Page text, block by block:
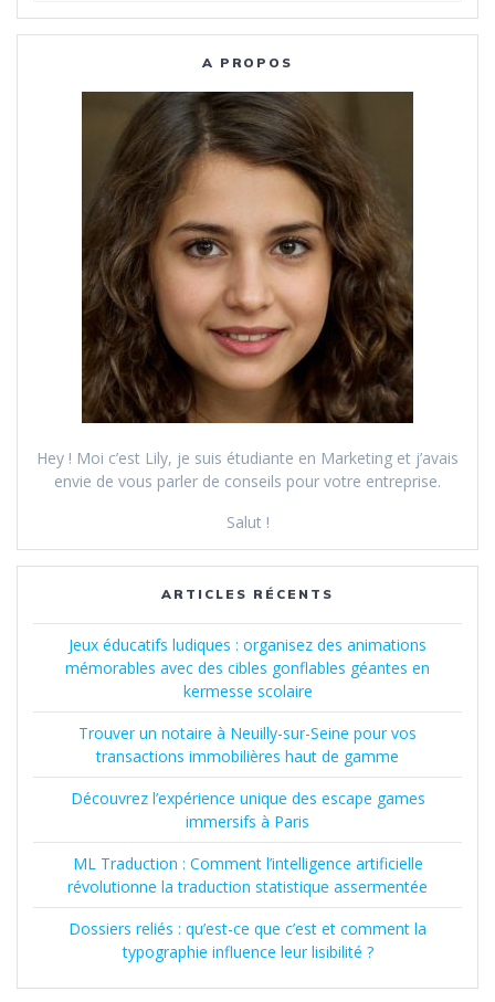
:
A PROPOS
Hey ! Moi c’est Lily, je suis étudiante en Marketing et j’avais
envie de vous parler de conseils pour votre entreprise.
Salut !
ARTICLES RÉCENTS
Jeux éducatifs ludiques : organisez des animations
mémorables avec des cibles gonflables géantes en
kermesse scolaire
Trouver un notaire à Neuilly-sur-Seine pour vos
transactions immobilières haut de gamme
Découvrez l’expérience unique des escape games
immersifs à Paris
ML Traduction : Comment l’intelligence artificielle
révolutionne la traduction statistique assermentée
Dossiers reliés : qu’est-ce que c’est et comment la
typographie influence leur lisibilité ?